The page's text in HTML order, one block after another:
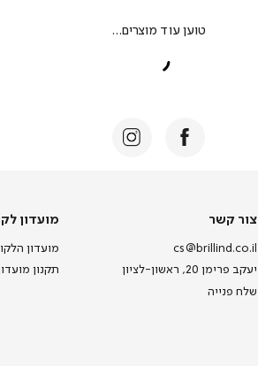
צור
צור קשר
cs@brillind.co.il
יעקב פרימן 20, ראשון-לציון
שלח פנייה
מועדון
מועדון
מועדון
תקנון